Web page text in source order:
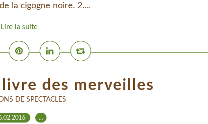
la cigogne noire. 2....
Lire la suite
des merveilles
DE SPECTACLES
…